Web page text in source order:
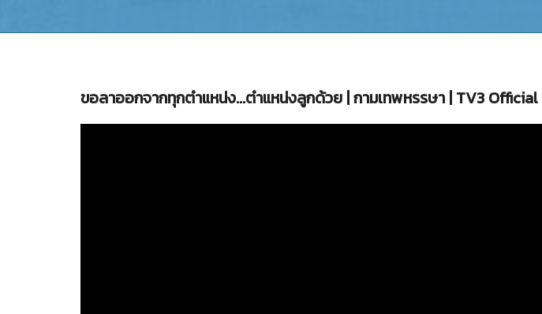
ขอลาออกจากทุกตำแหน่ง...ตำแหน่งลูกด้วย | กามเทพหรรษา | TV3 Official